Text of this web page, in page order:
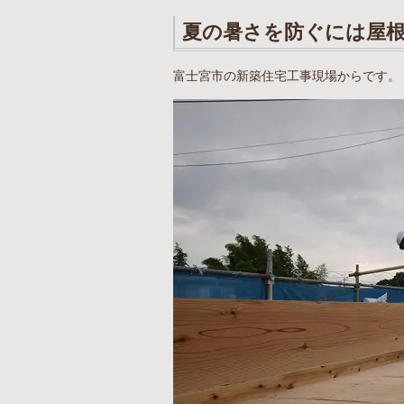
夏の暑さを防ぐには屋
富士宮市の新築住宅工事現場からです。